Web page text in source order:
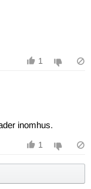
1
inomhus.
1